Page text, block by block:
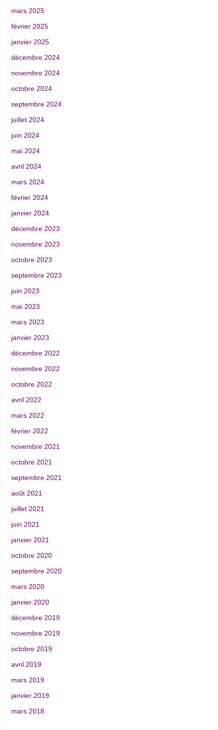
mars 2025
février 2025
janvier 2025
décembre 2024
novembre 2024
octobre 2024
septembre 2024
juillet 2024
juin 2024
mai 2024
avril 2024
mars 2024
février 2024
janvier 2024
décembre 2023
novembre 2023
octobre 2023
septembre 2023
juin 2023
mai 2023
mars 2023
janvier 2023
décembre 2022
novembre 2022
octobre 2022
avril 2022
mars 2022
février 2022
novembre 2021
octobre 2021
septembre 2021
août 2021
juillet 2021
juin 2021
janvier 2021
octobre 2020
septembre 2020
mars 2020
janvier 2020
décembre 2019
novembre 2019
octobre 2019
avril 2019
mars 2019
janvier 2019
mars 2018